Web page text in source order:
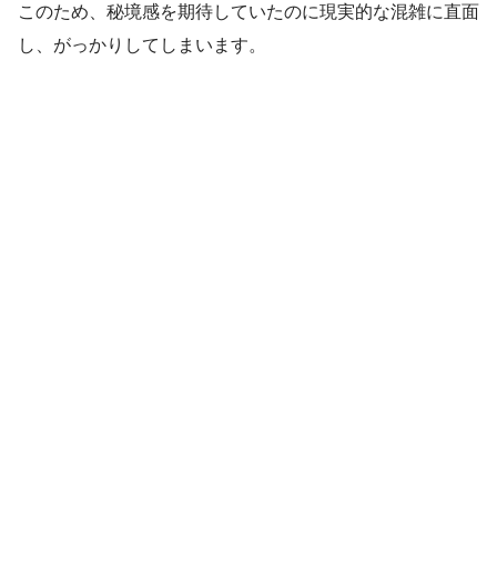
このため、秘境感を期待していたのに現実的な混雑に直面
し、がっかりしてしまいます。